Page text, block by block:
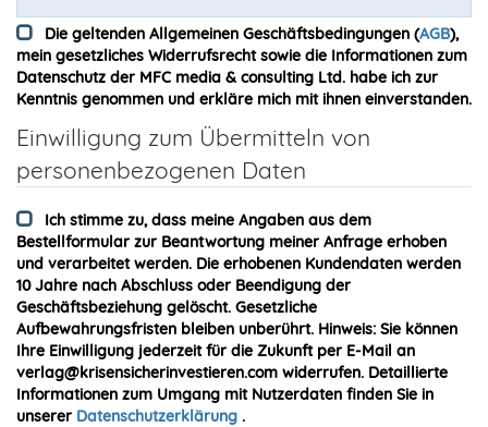
Die geltenden Allgemeinen Geschäftsbedingungen (AGB),
mein gesetzliches Widerrufsrecht sowie die Informationen zum
Datenschutz der MFC media & consulting Ltd. habe ich zur
Kenntnis genommen und erkläre mich mit ihnen einverstanden.
Einwilligung zum Übermitteln von
personenbezogenen Daten
Ich stimme zu, dass meine Angaben aus dem
Bestellformular zur Beantwortung meiner Anfrage erhoben
und verarbeitet werden. Die erhobenen Kundendaten werden
10 Jahre nach Abschluss oder Beendigung der
Geschäftsbeziehung gelöscht. Gesetzliche
Aufbewahrungsfristen bleiben unberührt. Hinweis: Sie können
Ihre Einwilligung jederzeit für die Zukunft per E-Mail an
verlag@krisensicherinvestieren.com widerrufen. Detaillierte
Informationen zum Umgang mit Nutzerdaten finden Sie in
unserer Datenschutzerklärung .